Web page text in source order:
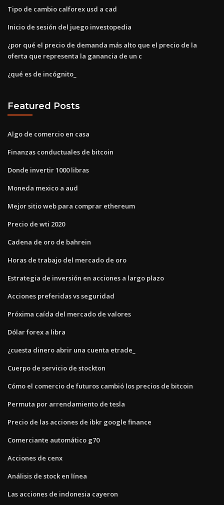
Tipo de cambio calforex usd a cad
Inicio de sesión del juego investopedia
¿por qué el precio de demanda más alto que el precio de la
oferta que representa la ganancia de un c
¿qué es de incógnito_
Featured Posts
Algo de comercio en casa
Finanzas conductuales de bitcoin
Donde invertir 1000 libras
Moneda mexico a aud
Mejor sitio web para comprar ethereum
Precio de wti 2020
Cadena de oro de bahrein
Horas de trabajo del mercado de oro
Estrategia de inversión en acciones a largo plazo
Acciones preferidas vs seguridad
Próxima caída del mercado de valores
Dólar forex a libra
¿cuesta dinero abrir una cuenta etrade_
Cuerpo de servicio de stockton
Cómo el comercio de futuros cambió los precios de bitcoin
Permuta por arrendamiento de tesla
Precio de las acciones de ibkr google finance
Comerciante automático g70
Acciones de cenx
Análisis de stock en línea
Las acciones de indonesia cayeron